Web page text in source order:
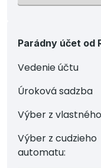
Parádny účet od
Vedenie účtu
Úroková sadzba
Výber z
Výber z cudzieho
automatu: